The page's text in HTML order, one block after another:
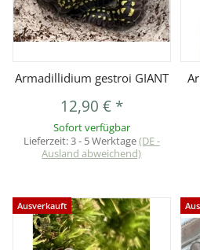
Armadillidium gestroi GIANT
12,90 € *
Sofort verfügbar
Lieferzeit:3 - 5 Werktage(DE -
Ausland abweichend)
Ausverkauft